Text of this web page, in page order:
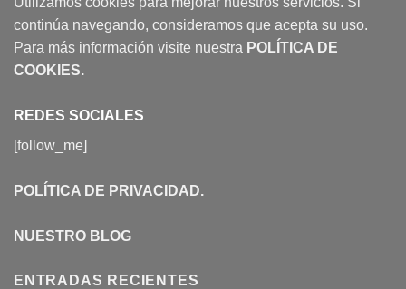
continúa navegando, consideramos que acepta su uso.
Para más información visite nuestra POLÍTICA DE
COOKIES.
REDES SOCIALES
[follow_me]
POLÍTICA DE PRIVACIDAD.
NUESTRO BLOG
ENTRADAS RECIENTES